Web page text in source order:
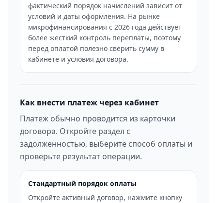
фактический порядок начислений зависит от
условий и даты оформления. На рынке
микрофинансирования с 2026 года действует
более жесткий контроль переплаты, поэтому
перед оплатой полезно сверить сумму в
кабинете и условия договора.
Как внести платеж через кабинет
Платеж обычно проводится из карточки
договора. Откройте раздел с
задолженностью, выберите способ оплаты и
проверьте результат операции.
Стандартный порядок оплаты
Откройте активный договор, нажмите кнопку